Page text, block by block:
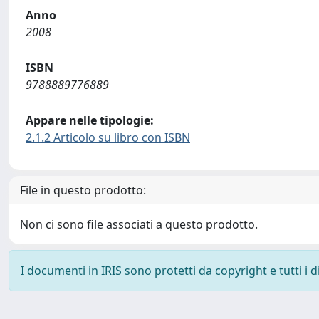
Anno
2008
ISBN
9788889776889
Appare nelle tipologie:
2.1.2 Articolo su libro con ISBN
File in questo prodotto:
Non ci sono file associati a questo prodotto.
I documenti in IRIS sono protetti da copyright e tutti i